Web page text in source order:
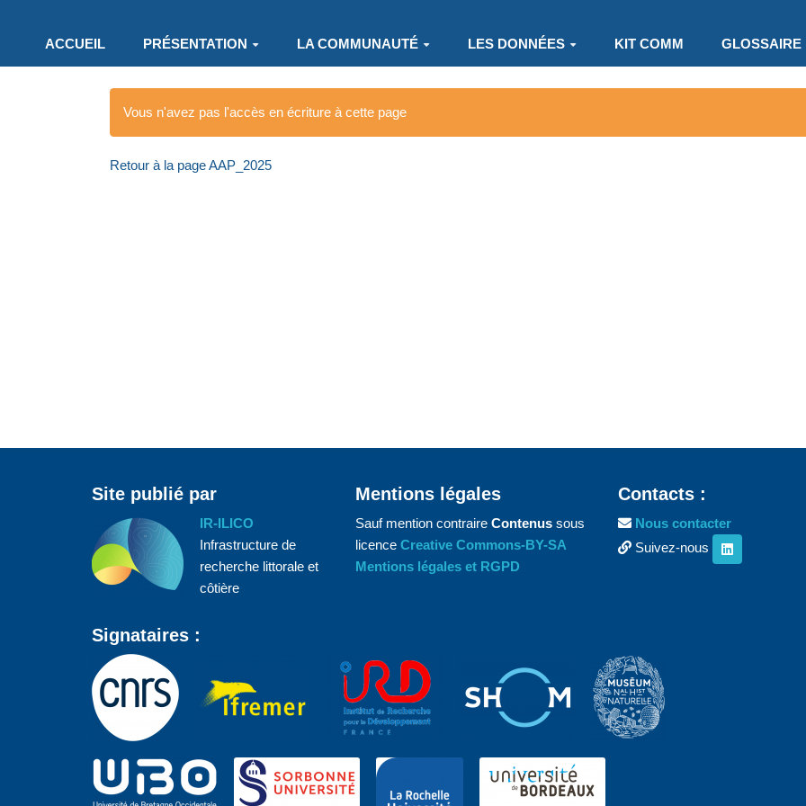
ACCUEIL
PRÉSENTATION LA COMMUNAUTÉ LES DONNÉES KIT COMM GLOSSAIRE
Vous n'avez pas l'accès en écriture à cette page
Retour à la page AAP_2025
Site publié par
IR-ILICO
Infrastructure de
recherche littorale et
côtière
Mentions légales
Sauf mention contraire Contenussous
licence Creative Commons-BY-SA
Mentions légales et RGPD
Contacts :
Nous contacter
Suivez-nous
Signataires :